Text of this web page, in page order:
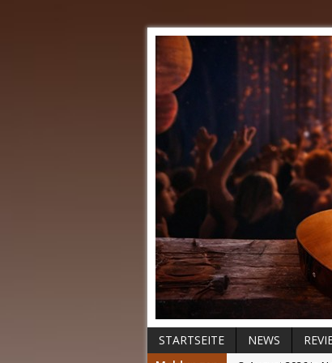
STARTSEITE NEWS